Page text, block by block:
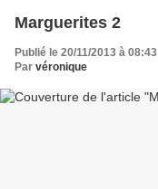
Marguerites 2
Publié le 20/11/2013 à 08:43
Par véronique